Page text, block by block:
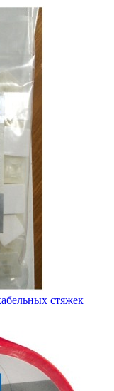
стяжек